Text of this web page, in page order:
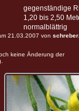
gegenständige
1,20 bis 2,50
normalblättrig
21.03.2007 von
keine Änderung der